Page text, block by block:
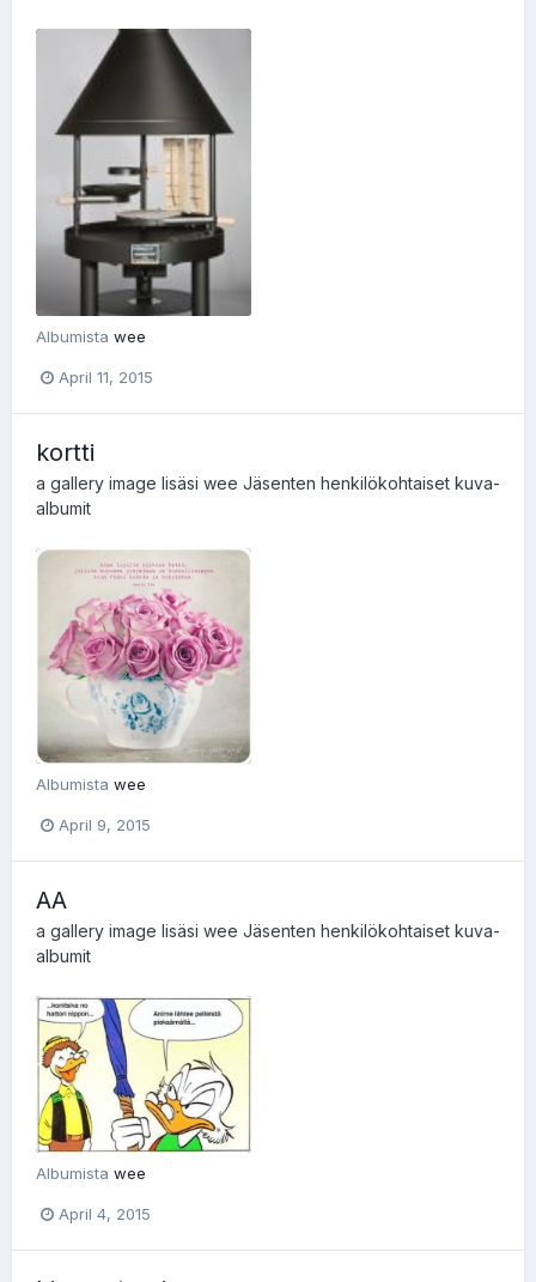
Albumista wee
April 11, 2015
kortti
a gallery image lisäsi wee Jäsenten henkilökohtaiset kuva-
albumit
Albumista wee
April 9, 2015
AA
a gallery image lisäsi wee Jäsenten henkilökohtaiset kuva-
albumit
Albumista wee
April 4, 2015